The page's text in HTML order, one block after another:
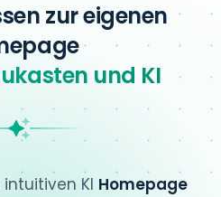
zur eigenen
und KI
KI Homepage